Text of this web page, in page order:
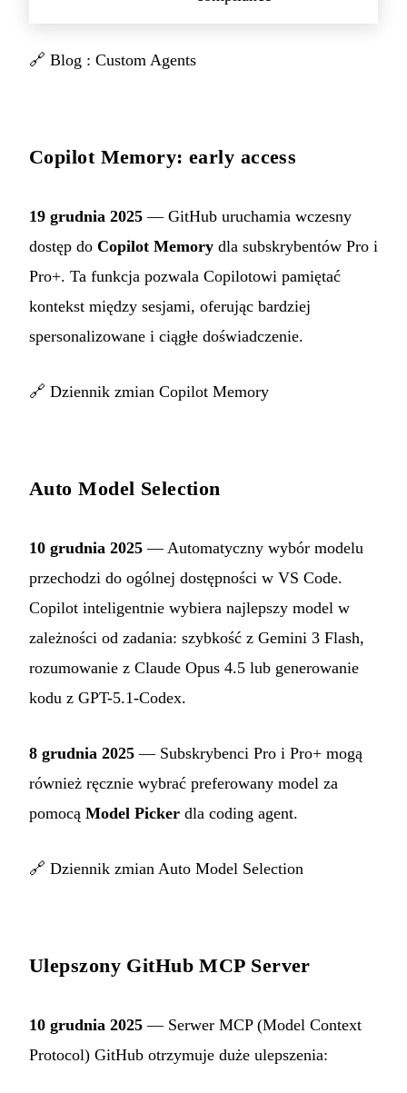
🔗 Blog : Custom Agents
Copilot Memory: early access
19 grudnia 2025 — GitHub uruchamia wczesny
dostęp do Copilot Memory dla subskrybentów Pro i
Pro+. Ta funkcja pozwala Copilotowi pamiętać
kontekst między sesjami, oferując bardziej
spersonalizowane i ciągłe doświadczenie.
🔗 Dziennik zmian Copilot Memory
Auto Model Selection
10 grudnia 2025 — Automatyczny wybór modelu
przechodzi do ogólnej dostępności w VS Code.
Copilot inteligentnie wybiera najlepszy model w
zależności od zadania: szybkość z Gemini 3 Flash,
rozumowanie z Claude Opus 4.5 lub generowanie
kodu z GPT-5.1-Codex.
8 grudnia 2025 — Subskrybenci Pro i Pro+ mogą
również ręcznie wybrać preferowany model za
pomocą Model Picker dla coding agent.
🔗 Dziennik zmian Auto Model Selection
Ulepszony GitHub MCP Server
10 grudnia 2025 — Serwer MCP (Model Context
Protocol) GitHub otrzymuje duże ulepszenia: